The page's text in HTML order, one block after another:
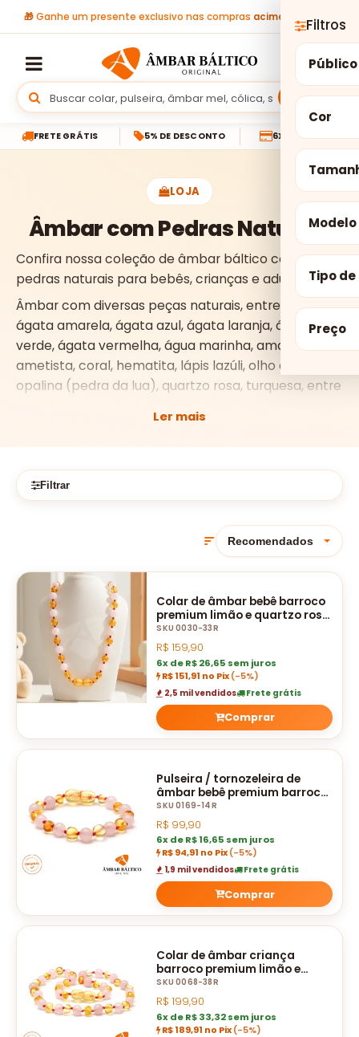
🎁Ganhe um presente exclusivo nas compras acima de R$ 299
Buscar
FRETE GRÁTIS 5% DE DESCONTO 6X SEM JUROS
LOJA
Âmbar com Pedras Naturais
Confira nossa coleção de âmbar báltico com
pedras naturais para bebês, crianças e adultos.
Âmbar com diversas peças naturais, entre elas,
ágata amarela, ágata azul, ágata laranja, ágata
verde, ágata vermelha, água marinha, amazonita,
ametista, coral, hematita, lápis lazúli, olho de tigre,
opalina (pedra da lua), quartzo rosa, turquesa, entre
autenticidade.
Ler mais
Filtrar
Filtros
Público
Cor
Modelo
Tipo
Preço
Colar de âmbar bebê barroco
premium limão e quartzo rosa
polido - 33 cm
SKU 0030-33R
R$ 159,90
6x de R$ 26,65 sem juros
R$ 151,91 no Pix (-5%)
2,5 mil vendidos
Frete grátis
Comprar
Pulseira / tornozeleira de
âmbar bebê premium barroco
limão e quartzo rosa polido -
14 cm
SKU 0169-14R
R$ 99,90
6x de R$ 16,65 sem juros
R$ 94,91 no Pix (-5%)
1,9 mil vendidos
Frete grátis
Comprar
Colar de âmbar criança
barroco premium limão e
quartzo rosa polido - 38 cm
SKU 0068-38R
R$ 199,90
6x de R$ 33,32 sem juros
R$ 189,91 no Pix (-5%)